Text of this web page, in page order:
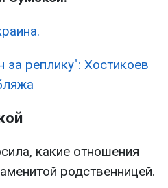
за реплику": Хостикоев
какие отношения
родственницей.